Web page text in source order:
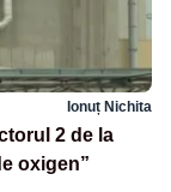
Ionuț Nichita
2 de la
oxigen”